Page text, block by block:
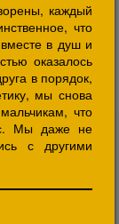
каждый
что
в душ и
оказалось
в порядок,
мы снова
что
Мы даже не
с другими